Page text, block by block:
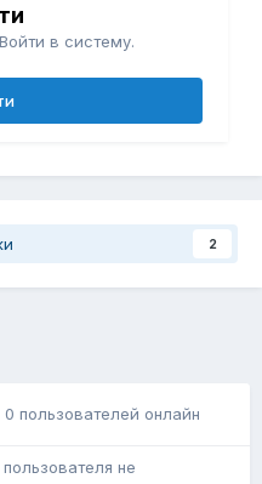
в систему.
2
0 пользователей онлайн
не